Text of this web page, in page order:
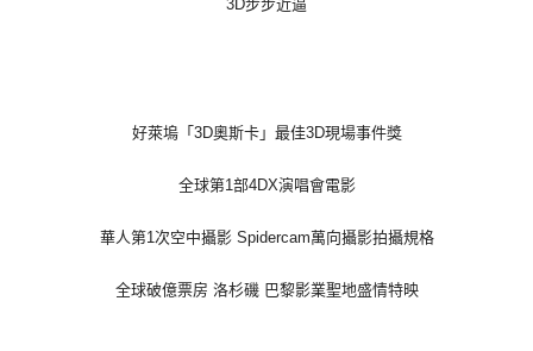
3D步步近逼
好萊塢「3D奧斯卡」最佳3D現場事件獎
全球第1部4DX演唱會電影
華人第1次空中攝影 Spidercam萬向攝影拍攝規格
全球破億票房 洛杉磯 巴黎影業聖地盛情特映